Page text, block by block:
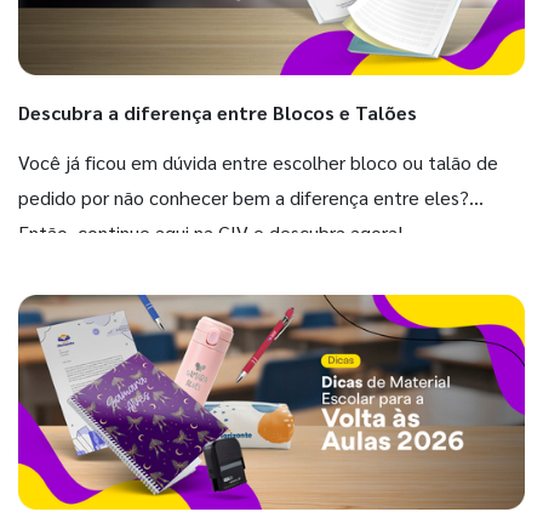
Descubra a diferença entre Blocos e Talões
Você já ficou em dúvida entre escolher bloco ou talão de
pedido por não conhecer bem a diferença entre eles?
Então, continue aqui na GIV e descubra agora!